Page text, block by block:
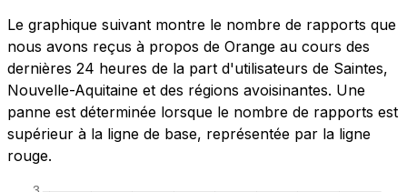
Le graphique suivant montre le nombre de rapports que
nous avons reçus à propos de Orange au cours des
dernières 24 heures de la part d'utilisateurs de Saintes,
Nouvelle-Aquitaine et des régions avoisinantes. Une
panne est déterminée lorsque le nombre de rapports est
supérieur à la ligne de base, représentée par la ligne
rouge.